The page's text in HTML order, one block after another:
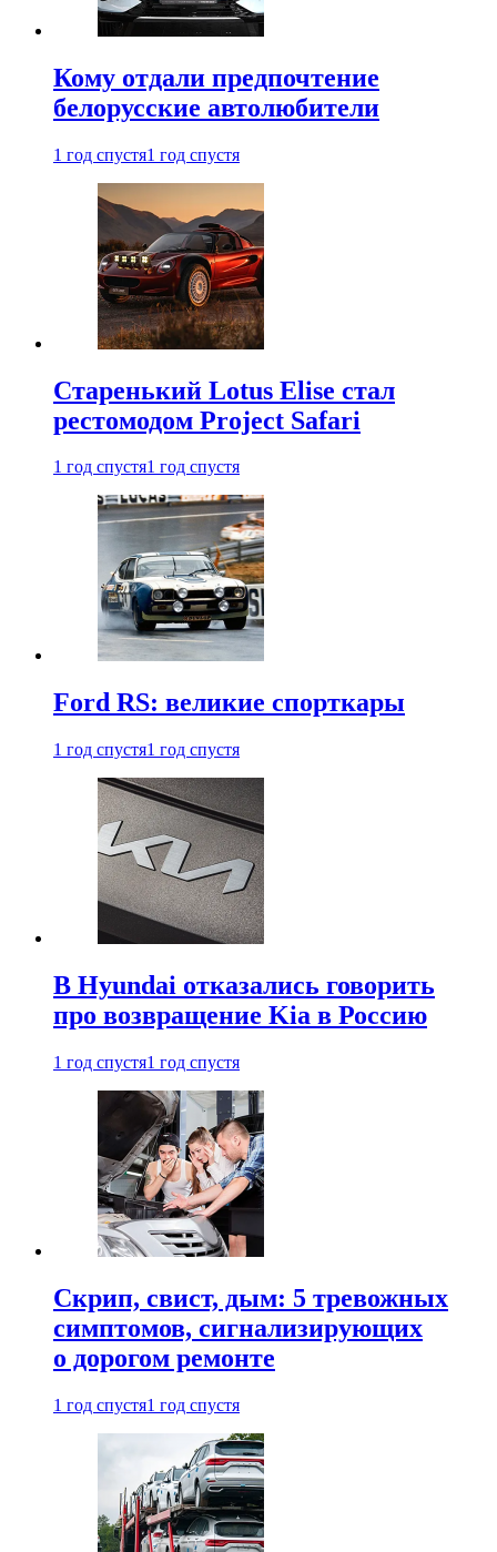
Кому отдали предпочтение
белорусские автолюбители
1 год спустя1 год спустя
Старенький Lotus Elise стал
рестомодом Project Safari
1 год спустя1 год спустя
Ford RS: великие спорткары
1 год спустя1 год спустя
В Hyundai отказались говорить
про возвращение Kia в Россию
1 год спустя1 год спустя
Скрип, свист, дым: 5 тревожных
симптомов, сигнализирующих
о дорогом ремонте
1 год спустя1 год спустя